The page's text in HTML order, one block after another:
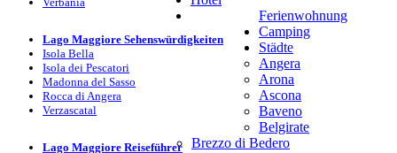
Lago Maggiore Sehenswürdigkeiten
Isola Bella
Isola dei Pescatori
Madonna del Sasso
Rocca di Angera
Verzascatal
Lago Maggiore Reiseführer
Ferienwohnung
Camping
Städte
Angera
Arona
Ascona
Baveno
Belgirate
Brezzo di Bedero